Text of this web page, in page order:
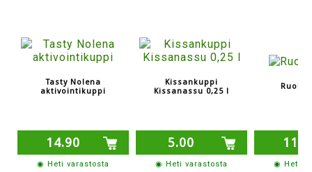
Tasty Nolena
aktivointikuppi
14.90
◉ Heti varastosta
Kissankuppi
Kissanassu 0,25 l
5.00
◉ Heti varastosta ◉ Heti